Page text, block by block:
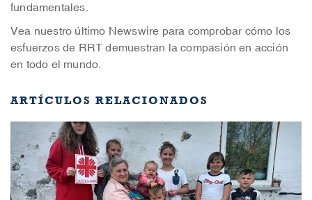
fundamentales.
Vea nuestro último Newswire para comprobar cómo los
esfuerzos de RRT demuestran la compasión en acción
en todo el mundo.
ARTÍCULOS RELACIONADOS